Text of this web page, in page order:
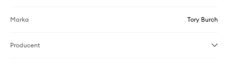
Marka Tory Burch
Producent